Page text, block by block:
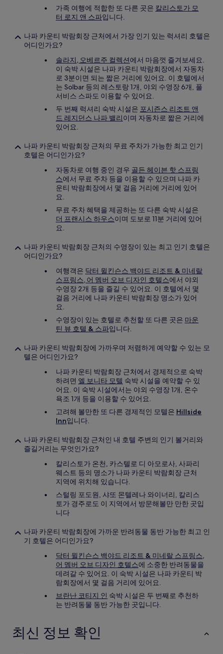
가족 여행에 적합한 또 다른 곳은 칼리스토가 모
터 로지 앤 스파입니다.
나파 카운티 박람회장 근처에서 가장 인기 있는 럭셔리 호텔은
어디인가요?
솔라지, 오베르주 컬렉션에서 마음껏 즐겨보세요.
이 숙박 시설은 나파 카운티 박람회장에서 자동차
로 3분이면 되는 짧은 거리에 있어요. 이 호텔에서
는 Solbar 등의 레스토랑 1개, 야외 수영장 6개, 풀
서비스 스파도 이용할 수 있어요.
두 번째 럭셔리 숙박 시설은 포시즌스 리조트 앤
드 레지던스 나파 밸리이며 자동차로 짧은 거리에
있어요.
나파 카운티 박람회장 근처의 무료 주차가 가능한 최고 인기
호텔은 어디인가요?
자동차로 여행 중인 경우 골든 헤이븐 핫 스프링
스에서 무료 주차 등을 이용할 수 있으며 나파 카
운티 박람회장에서 몇 걸음 거리에 거리에 있어
요.
무료 주차 혜택을 제공하는 또 다른 숙박 시설은
더 프랜시스 하우스이며 도보로 11분 거리에 있어
요.
나파 카운티 박람회장 근처의 수영장이 있는 최고 인기 호텔은
어디인가요?
여행객은 닥터 윌킨슨스 백야드 리조트 & 미네랄
스프링스, 어 멤버 오브 디자인 호텔스에서 야외
수영장 2개 등을 즐길 수 있어요. 이 호텔에서 몇
걸음 거리에 나파 카운티 박람회장 명소가 있어
요.
수영장이 있는 호텔로 추천할 또 다른 곳은 마운
틴 뷰 호텔 & 스파입니다.
나파 카운티 박람회장에 가까우며 저렴하게 예약할 수 있는 모
텔은 어디인가요?
나파 카운티 박람회장 근처에서 경제적으로 숙박
하려면 엘 보니타 모텔 숙박 시설을 예약할 수 있
어요. 이 숙박 시설에서는 야외 수영장 1개, 온수
욕조 1개 등을 이용할 수 있어요.
고려해 볼만한 또 다른 경제적인 모텔은 Hillside
Inn입니다.
나파 카운티 박람회장 근처인 내 호텔 주변의 인기 볼거리와
즐길거리는 무엇인가요?
칼리스토가 온천, 카스텔로 디 아모로사, 사파리
웨스트 등의 명소가 나파 카운티 박람회장 근처
지역에 위치해 있습니다.
스털링 포도원, 샤또 몬텔레나 와이너리, 칼리스
토가 경주로도 이 지역에서 방문해볼만 만한 곳입
니다
나파 카운티 박람회장에 가까운 반려동물 동반 가능한 최고 인
기 호텔은 어디인가요?
닥터 윌킨슨스 백야드 리조트 & 미네랄 스프링스,
어 멤버 오브 디자인 호텔스에 소중한 반려동물을
데려갈 수 있어요. 이 숙박 시설은 나파 카운티 박
람회장에서 몇 걸음 거리에 있어요.
브란난 코티지 인 숙박 시설은 두 번째로 추천하
는 반려동물 동반 가능한 곳입니다.
최신 정보 확인